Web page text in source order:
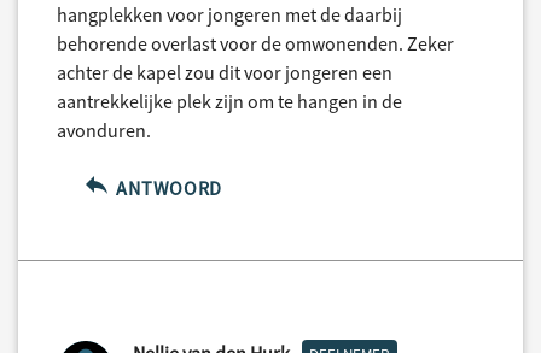
hangplekken voor jongeren met de daarbij
behorende overlast voor de omwonenden. Zeker
achter de kapel zou dit voor jongeren een
aantrekkelijke plek zijn om te hangen in de
avonduren.
ANTWOORD